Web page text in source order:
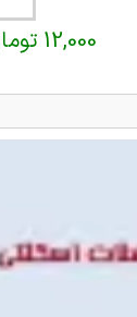
12,000 تومان